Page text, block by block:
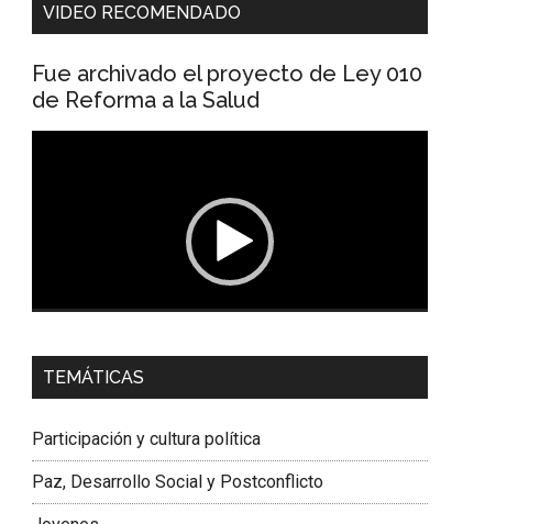
VIDEO RECOMENDADO
Fue archivado el proyecto de Ley 010
de Reforma a la Salud
Dra. Carolina Corcho Mejía,
Latinoamericana Sur, Vicepresidenta Federación
TEMÁTICAS
Participación y cultura política
Paz, Desarrollo Social y Postconflicto